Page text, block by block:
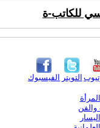
للكاتب-ة
الفيسبوك التويتر
والفن